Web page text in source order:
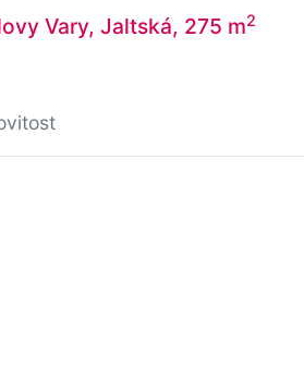
Vary, Jaltská, 275 m2